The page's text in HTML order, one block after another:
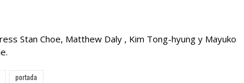
Stan Choe, Matthew Daly , Kim Tong-hyung y Mayuko
portada